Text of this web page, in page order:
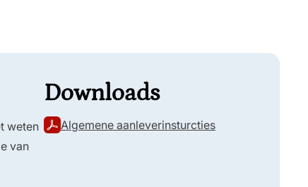
weten
van
Downloads
Algemene aanleverinsturcties